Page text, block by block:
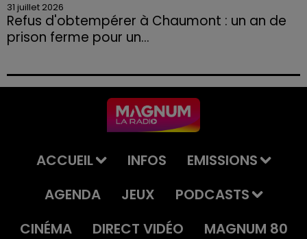
31 juillet 2026
Refus d'obtempérer à Chaumont : un an de
prison ferme pour un...
permis et la confiscation de son véhicule.
ACCUEIL INFOS
EMISSIONS
AGENDA
JEUX
PODCASTS
CINÉMA
DIRECT VIDÉO
MAGNUM 80